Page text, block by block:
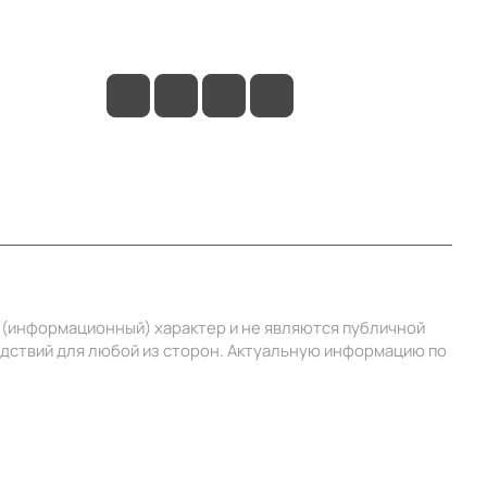
характер и не являются публичной
для любой из сторон. Актуальную информацию по